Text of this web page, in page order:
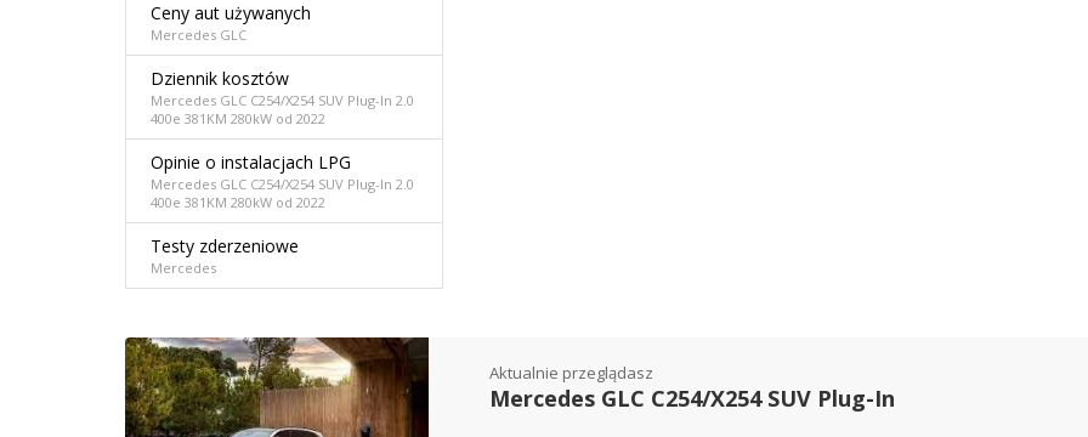
Ceny aut używanych
Mercedes GLC
Dziennik kosztów
Mercedes GLC C254/X254 SUV Plug-In 2.0
400e 381KM 280kW od 2022
Opinie o instalacjach LPG
Mercedes GLC C254/X254 SUV Plug-In 2.0
400e 381KM 280kW od 2022
Testy zderzeniowe
Mercedes
Aktualnie przeglądasz
Mercedes GLC C254/X254 SUV Plug-In